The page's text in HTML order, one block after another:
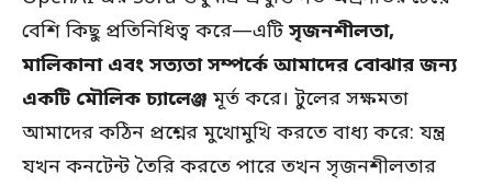
বেশি কিছু প্রতিনিধিত্ব করে—এটি সৃজনশীলতা,
মালিকানা এবং সত্যতা সম্পর্কে আমাদের বোঝার জন্য
একটি মৌলিক চ্যালেঞ্জ মূর্ত করে। টুলের সক্ষমতা
আমাদের কঠিন প্রশ্নের মুখোমুখি করতে বাধ্য করে: যন্ত্র
যখন কনটেন্ট তৈরি করতে পারে তখন সৃজনশীলতার